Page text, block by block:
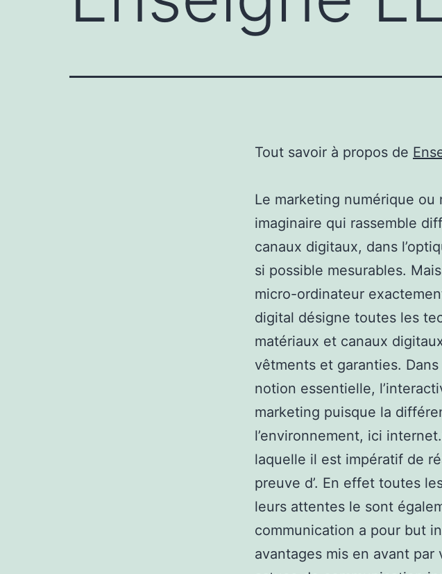
Tout savoir à propos de
Le marketing numérique
imaginaire qui rassemble
canaux digitaux, dans
si possible mesurables.
micro-ordinateur
digital désigne toutes les
matériaux et canaux
vêtments et garanties.
notion essentielle,
marketing puisque la
l’environnement, ici
laquelle il est impératif de
preuve d’. En effet toutes
leurs attentes le sont
communication a pour but
avantages mis en avant par